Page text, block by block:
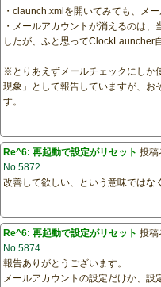
・claunch.xmlを開いてみても、メ
・メールアカウントが消えるのは
したが、ふと思ってClockLauncher
※とりあえずメールチェックにしか
現象」として報告していますが、お
す。
Re^6: 再起動で設定がリセット 投稿
No.5872
改善して欲しい、という意味ではな
Re^6: 再起動で設定がリセット 投稿
No.5874
報告ありがとうございます。
メールアカウントの設定だけか、